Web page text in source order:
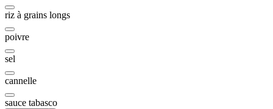
riz à grains longs
poivre
sel
cannelle
sauce tabasco